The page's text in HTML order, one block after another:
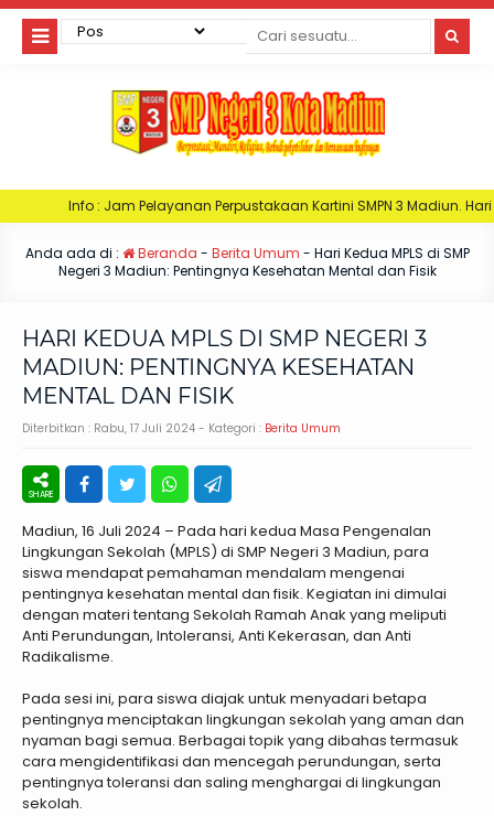
Pelayanan Perpustakaan Kartini SMPN 3 Madiun. Hari Senin : Jam
Anda ada di : Beranda - Berita Umum - Hari Kedua MPLS di SMP
Negeri 3 Madiun: Pentingnya Kesehatan Mental dan Fisik
HARI KEDUA MPLS DI SMP NEGERI 3
MADIUN: PENTINGNYA KESEHATAN
MENTAL DAN FISIK
Diterbitkan : Rabu, 17 Juli 2024 - Kategori : Berita Umum
Madiun, 16 Juli 2024 – Pada hari kedua Masa Pengenalan
Lingkungan Sekolah (MPLS) di SMP Negeri 3 Madiun, para
siswa mendapat pemahaman mendalam mengenai
pentingnya kesehatan mental dan fisik. Kegiatan ini dimulai
dengan materi tentang Sekolah Ramah Anak yang meliputi
Anti Perundungan, Intoleransi, Anti Kekerasan, dan Anti
Radikalisme.
Pada sesi ini, para siswa diajak untuk menyadari betapa
pentingnya menciptakan lingkungan sekolah yang aman dan
nyaman bagi semua. Berbagai topik yang dibahas termasuk
cara mengidentifikasi dan mencegah perundungan, serta
pentingnya toleransi dan saling menghargai di lingkungan
sekolah.